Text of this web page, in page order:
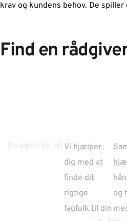
krav og kundens behov. De
Find en
Vi hjælper
dig med at
finde dit
rigtige
fagfolk til din
og